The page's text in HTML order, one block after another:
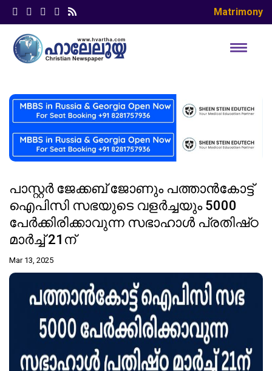
Matrimony
പാസ്റ്റർ ജേക്കബ് ജോണും പത്താൻകോട്ട്
ഐപിസി സഭയുടെ വളർച്ചയും 5000
പേർക്കിരിക്കാവുന്ന സഭാഹാൾ പ്രതിഷ്‌ഠ
മാർച്ച് 21ന്
Mar 13, 2025